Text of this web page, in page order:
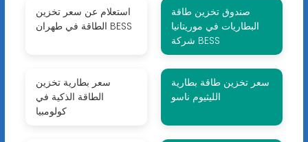
استعلام عن سعر تخزين
الطاقة في طهران BESS
صندوق تخزين طاقة
البطاريات في موريتانيا
شركة BESS
سعر بطارية تخزين
الطاقة الذكية في
كولومبيا
سعر تخزين طاقة بطارية
الليثيوم ناسو